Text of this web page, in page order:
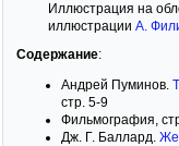
Иллюстрация на
иллюстрации А.
Содержание:
Андрей Пуминов.
стр. 5-9
Фильмография,
Дж. Г. Баллард.